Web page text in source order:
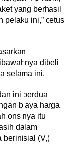
yang berhasil
pelaku ini,” cetus
dibeli
selama ini.
ini berdua
biaya harga
ons nya itu
dalam
berinisial (V,)